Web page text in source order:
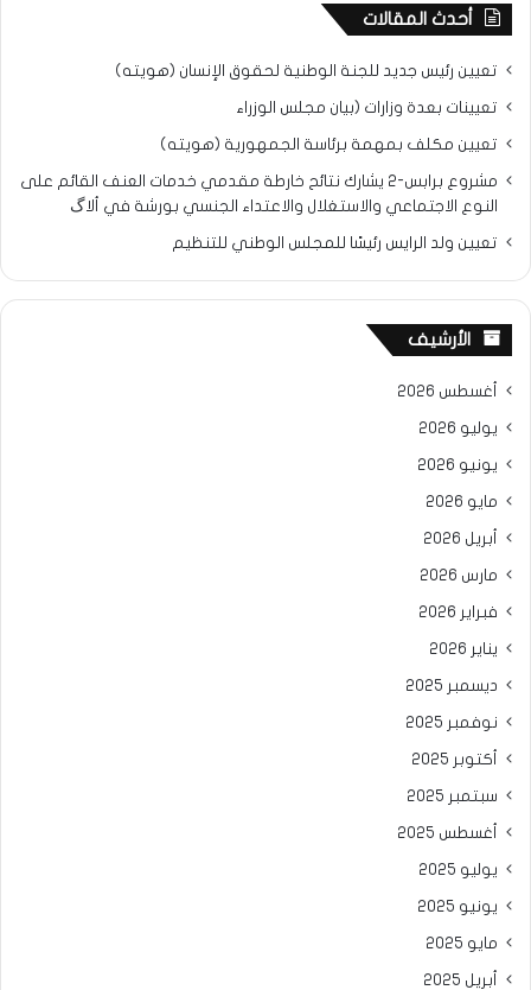
أحدث المقالات
تعيين رئيس جديد للجنة الوطنية لحقوق الإنسان (هويته)
تعيينات بعدة وزارات (بيان مجلس الوزراء
تعيين مكلف بمهمة برئاسة الجمهورية (هويته)
مشروع برابس-2 يشارك نتائح خارطة مقدمي خدمات العنف القائم على
النوع الاجتماعي والاستغلال والاعتداء الجنسي بورشة في ألاگ
تعيين ولد الرايس رئيسًا للمجلس الوطني للتنظيم
الأرشيف
أغسطس 2026
يوليو 2026
يونيو 2026
مايو 2026
أبريل 2026
مارس 2026
فبراير 2026
يناير 2026
ديسمبر 2025
نوفمبر 2025
أكتوبر 2025
سبتمبر 2025
أغسطس 2025
يوليو 2025
يونيو 2025
مايو 2025
أبريل 2025